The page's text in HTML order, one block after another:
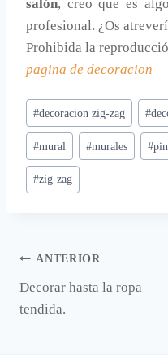
salón, creo que es
profesional. ¿Os
Prohibida la
pagina de decoracion
Etiquetas
de
la
entrada:
#decoracion zig-zag #
#mural #murales #
#zig-zag
Navegación
de
ANTERIOR
Decorar hasta la ropa
tendida.